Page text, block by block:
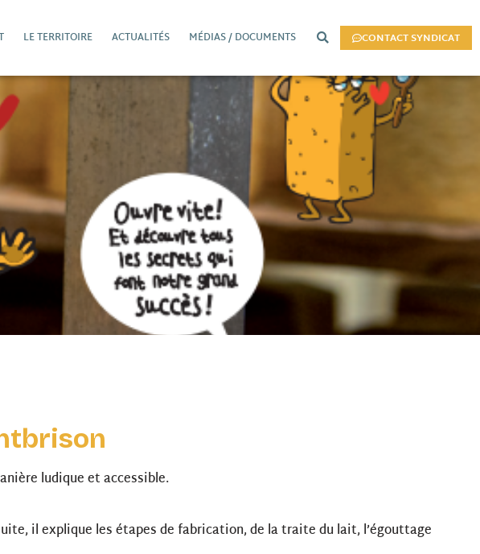
LE TERRITOIRE ACTUALITÉS MÉDIAS / DOCUMENTS CONTACT SYNDICAT
ludique et accessible.
il explique les étapes de fabrication, de la traite du lait, l’égouttage